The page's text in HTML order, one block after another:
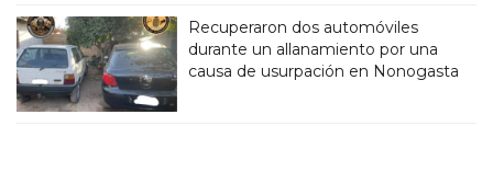
Recuperaron dos automóviles
durante un allanamiento por una
causa de usurpación en Nonogasta